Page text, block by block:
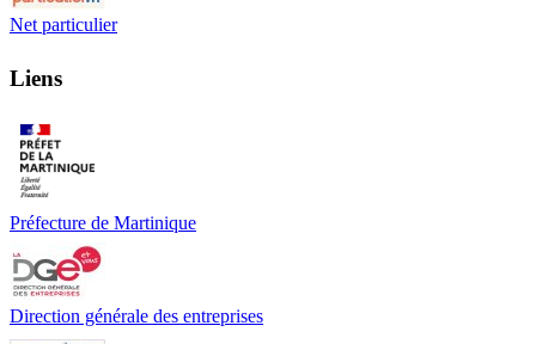
Net particulier
Liens
Préfecture de Martinique
Direction générale des entreprises